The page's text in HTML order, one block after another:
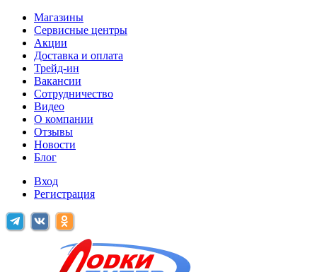
Магазины
Сервисные центры
Акции
Доставка и оплата
Трейд-ин
Вакансии
Сотрудничество
Видео
О компании
Отзывы
Новости
Блог
Вход
Регистрация